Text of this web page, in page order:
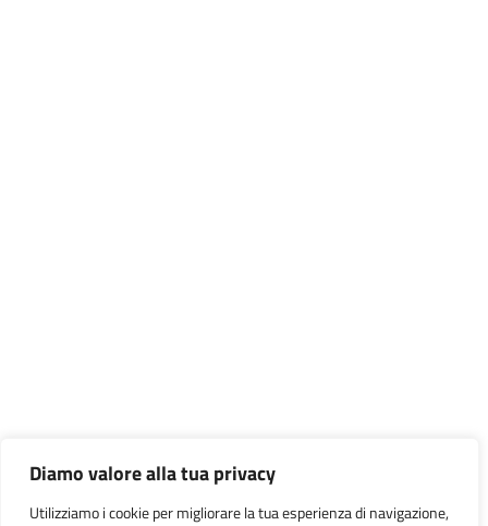
Diamo valore alla tua privacy
Utilizziamo i cookie per migliorare la tua esperienza di navigazione,